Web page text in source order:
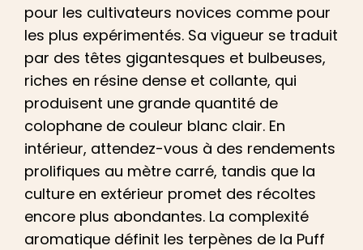
pour les cultivateurs novices comme pour
les plus expérimentés. Sa vigueur se traduit
par des têtes gigantesques et bulbeuses,
riches en résine dense et collante, qui
produisent une grande quantité de
colophane de couleur blanc clair. En
intérieur, attendez-vous à des rendements
prolifiques au mètre carré, tandis que la
culture en extérieur promet des récoltes
encore plus abondantes. La complexité
aromatique définit les terpènes de la Puff